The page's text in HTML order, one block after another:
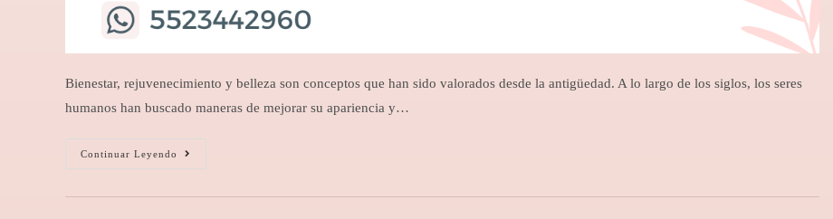
Bienestar, rejuvenecimiento y belleza son conceptos que han sido valorados desde la antigüedad. A lo largo de los siglos, los seres
humanos han buscado maneras de mejorar su apariencia y…
Continuar Leyendo